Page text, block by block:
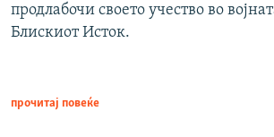
продлабочи своето учество во
Блискиот Исток.
прочитај повеќе